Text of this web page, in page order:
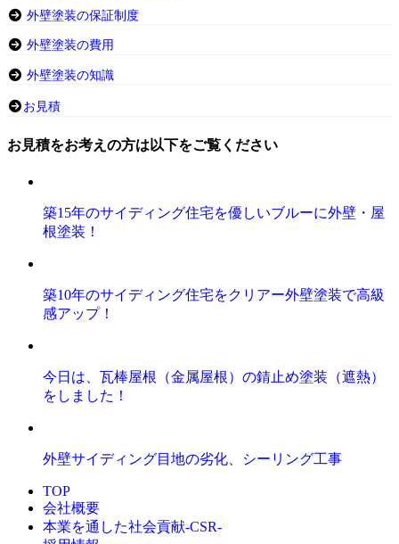
外壁塗装の保証制度
外壁塗装の費用
外壁塗装の知識
お見積
お見積をお考えの方は以下をご覧ください
築15年のサイディング住宅を優しいブルーに外壁・屋
根塗装！
築10年のサイディング住宅をクリアー外壁塗装で高級
感アップ！
今日は、瓦棒屋根（金属屋根）の錆止め塗装（遮熱）
をしました！
外壁サイディング目地の劣化、シーリング工事
TOP
会社概要
本業を通した社会貢献-CSR-